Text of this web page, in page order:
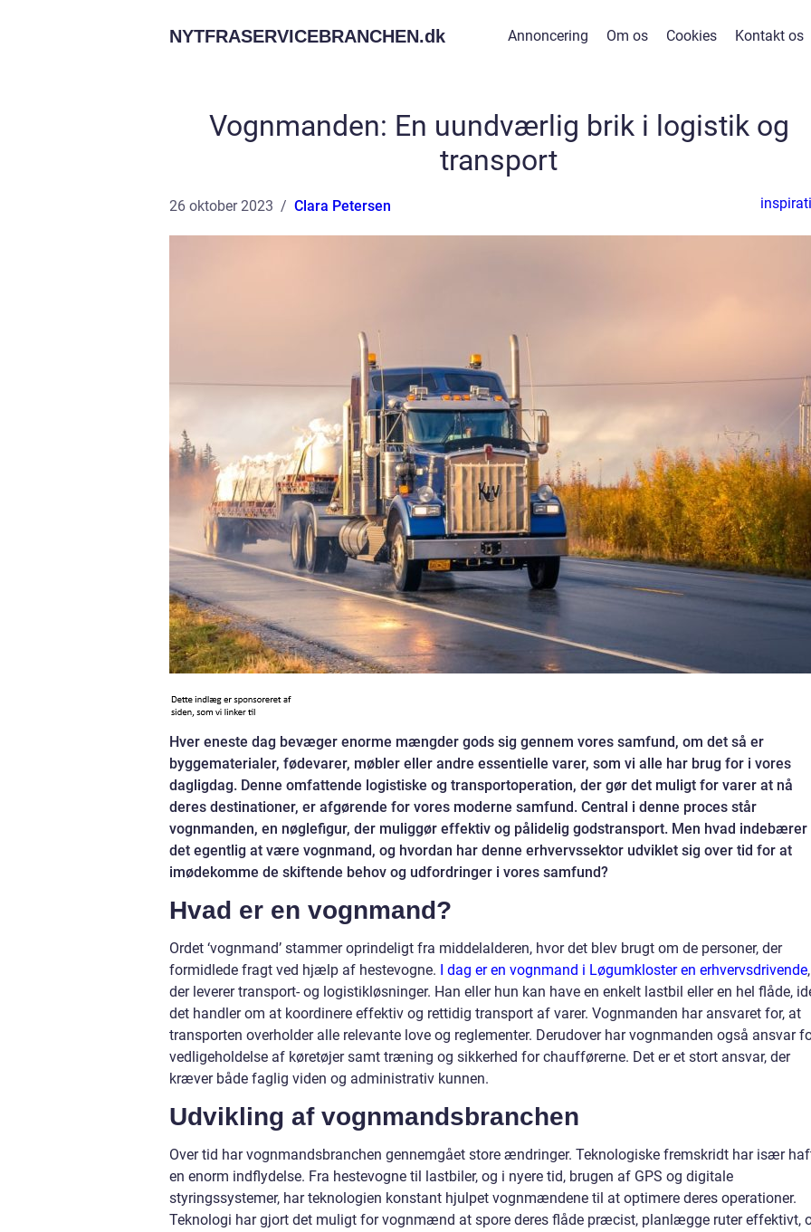
NYTFRASERVICEBRANCHEN.dk Annoncering Om os Cookies Kontakt os
Vognmanden: En uundværlig brik i logistik og
transport
26 oktober 2023 Clara Petersen
Hver eneste dag bevæger enorme mængder gods sig gennem vores samfund, om det så er
byggematerialer, fødevarer, møbler eller andre essentielle varer, som vi alle har brug for i vores
dagligdag. Denne omfattende logistiske og transportoperation, der gør det muligt for varer at nå
deres destinationer, er afgørende for vores moderne samfund. Central i denne proces står
vognmanden, en nøglefigur, der muliggør effektiv og pålidelig godstransport. Men hvad indebærer
det egentlig at være vognmand, og hvordan har denne erhvervssektor udviklet sig over tid for at
imødekomme de skiftende behov og udfordringer i vores samfund?
Hvad er en vognmand?
Ordet ‘vognmand’ stammer oprindeligt fra middelalderen, hvor det blev brugt om de personer, der
formidlede fragt ved hjælp af hestevogne. I dag er en vognmand i Løgumkloster en erhvervsdrivende,
der leverer transport- og logistikløsninger. Han eller hun kan have en enkelt lastbil eller en hel flåde,
det handler om at koordinere effektiv og rettidig transport af varer. Vognmanden har ansvaret for, at
transporten overholder alle relevante love og reglementer. Derudover har vognmanden også ansvar
vedligeholdelse af køretøjer samt træning og sikkerhed for chaufførerne. Det er et stort ansvar, der
kræver både faglig viden og administrativ kunnen.
Udvikling af vognmandsbranchen
Over tid har vognmandsbranchen gennemgået store ændringer. Teknologiske fremskridt har især
en enorm indflydelse. Fra hestevogne til lastbiler, og i nyere tid, brugen af GPS og digitale
styringssystemer, har teknologien konstant hjulpet vognmændene til at optimere deres operationer.
Teknologi har gjort det muligt for vognmænd at spore deres flåde præcist, planlægge ruter effektivt,